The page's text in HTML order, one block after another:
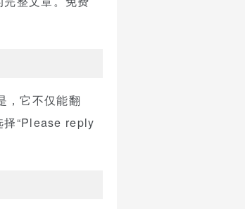
，它不仅能翻
择“Please reply